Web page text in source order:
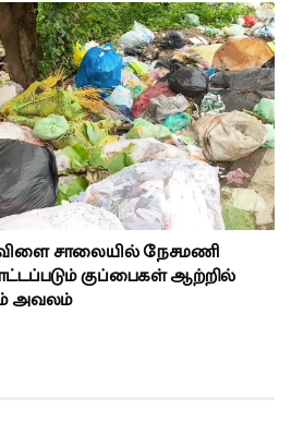
சாலையில் நேசமணி
குப்பைகள் ஆற்றில்
அவலம்